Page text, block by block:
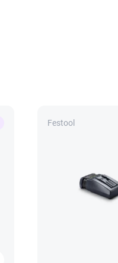
Festool